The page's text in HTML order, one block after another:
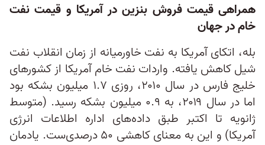
همراهی قیمت فروش بنزین در آمریکا و قیمت نفت
خام در جهان
بله، اتکای آمریکا به نفت خاورمیانه از زمان انقلاب نفت
شیل کاهش یافته. واردات نفت خام آمریکا از کشورهای
خلیج فارس در سال ۲۰۱۰، روزی ۱.۷ میلیون بشکه بود
اما در سال ۲۰۱۹، به ۰.۹ میلیون بشکه رسید. (متوسط
ژانویه تا اکتبر طبق داده‌های اداره اطلاعات انرژی
آمریکا) و این به معنای کاهشی ۵۰ درصدی‌ست. یادمان